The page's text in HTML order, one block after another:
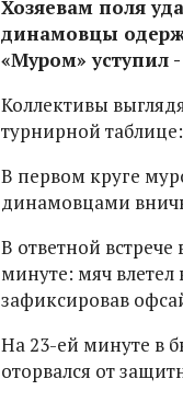
Хозяевам поля
динамовцы
«Муром» уступил
Коллективы
турнирной
В первом круге
динамовцами
В ответной
минуте: мяч влетел
зафиксировав
На 23-ей минуте в
оторвался от